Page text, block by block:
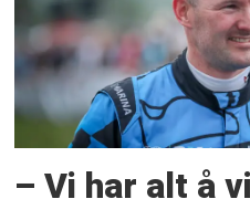
– Vi har alt å